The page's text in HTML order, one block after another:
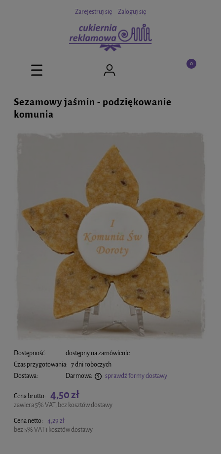
Zarejestruj się Zaloguj się
Sezamowy jaśmin - podziękowanie
komunia
Dostępność:
dostępny na zamówienie
Czas przygotowania: 7 dni roboczych
Dostawa:
Darmowa sprawdź formy dostawy
Cena brutto: 4,50 zł
zawiera 5% VAT, bez kosztów dostawy
Cena netto: 4,29 zł
bez 5% VAT i kosztów dostawy